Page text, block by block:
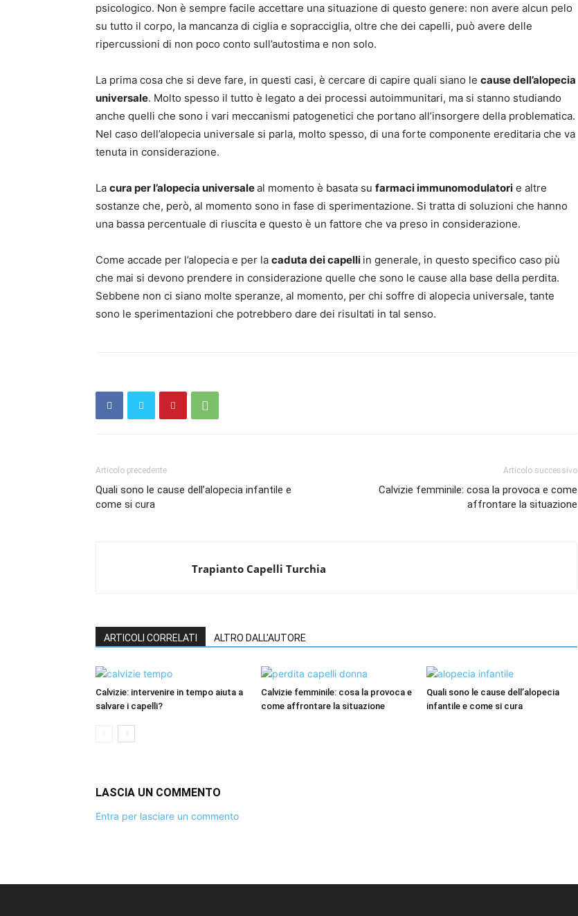
psicologico. Non è sempre facile accettare una situazione di questo genere: non avere alcun pelo
su tutto il corpo, la mancanza di ciglia e sopracciglia, oltre che dei capelli, può avere delle
ripercussioni di non poco conto sull’autostima e non solo.
La prima cosa che si deve fare, in questi casi, è cercare di capire quali siano le cause dell’alopecia
universale. Molto spesso il tutto è legato a dei processi autoimmunitari, ma si stanno studiando
anche quelli che sono i vari meccanismi patogenetici che portano all’insorgere della problematica.
Nel caso dell’alopecia universale si parla, molto spesso, di una forte componente ereditaria che va
tenuta in considerazione.
La cura per l’alopecia universaleal momento è basata su farmaci immunomodulatori e altre
sostanze che, però, al momento sono in fase di sperimentazione. Si tratta di soluzioni che hanno
una bassa percentuale di riuscita e questo è un fattore che va preso in considerazione.
Come accade per l’alopecia e per la caduta dei capelli in generale, in questo specifico caso più
che mai si devono prendere in considerazione quelle che sono le cause alla base della perdita.
Sebbene non ci siano molte speranze, al momento, per chi soffre di alopecia universale, tante
sono le sperimentazioni che potrebbero dare dei risultati in tal senso.
Articolo precedente
Quali sono le cause dell’alopecia infantile e
come si cura
Articolo successivo
Calvizie femminile: cosa la provoca e come
affrontare la situazione
Trapianto Capelli Turchia
ARTICOLI CORRELATI ALTRO DALL'AUTORE
Calvizie: intervenire in tempo aiuta a
salvare i capelli?
Calvizie femminile: cosa la provoca e
come affrontare la situazione
Quali sono le cause dell’alopecia
infantile e come si cura
LASCIA UN COMMENTO
Entra per lasciare un commento